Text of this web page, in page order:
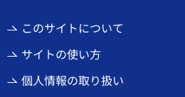
このサイトについて
サイトの使い方
個人情報の取り扱い